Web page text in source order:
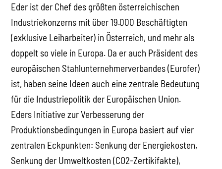
Eder ist der Chef des größten österreichischen
Industriekonzerns mit über 19.000 Beschäftigten
(exklusive Leiharbeiter) in Österreich, und mehr als
doppelt so viele in Europa. Da er auch Präsident des
europäischen Stahlunternehmerverbandes (Eurofer)
ist, haben seine Ideen auch eine zentrale Bedeutung
für die Industriepolitik der Europäischen Union.
Eders Initiative zur Verbesserung der
Produktionsbedingungen in Europa basiert auf vier
zentralen Eckpunkten: Senkung der Energiekosten,
Senkung der Umweltkosten (CO2-Zertikifakte),